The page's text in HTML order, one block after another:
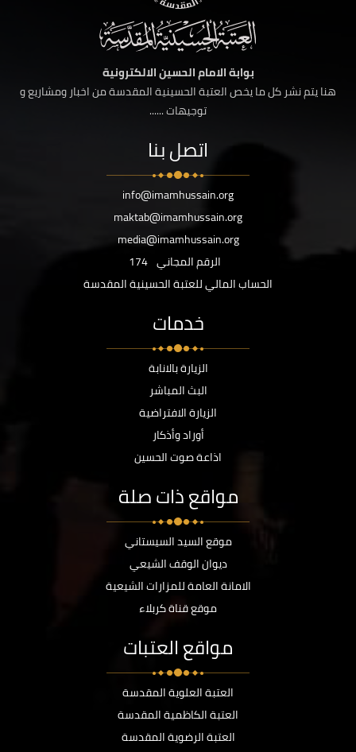
بوابة الامام الحسين الالكترونية
هنا يتم نشر كل ما يخص العتبة الحسينية المقدسة من اخبار ومشاريع و
توجيهات ......
اتصل بنا
info@imamhussain.org
maktab@imamhussain.org
media@imamhussain.org
الرقم المجاني 174
الحساب المالي للعتبة الحسينية المقدسة
خدمات
الزيارة بالانابة
البث المباشر
الزيارة الافتراضية
أوراد وأذكار
اذاعة صوت الحسين
مواقع ذات صلة
موقع السيد السيستاني
ديوان الوقف الشيعي
الامانة العامة للمزارات الشيعية
موقع قناة كربلاء
مواقع العتبات
العتبة العلوية المقدسة
العتبة الكاظمية المقدسة
العتبة الرضوية المقدسة